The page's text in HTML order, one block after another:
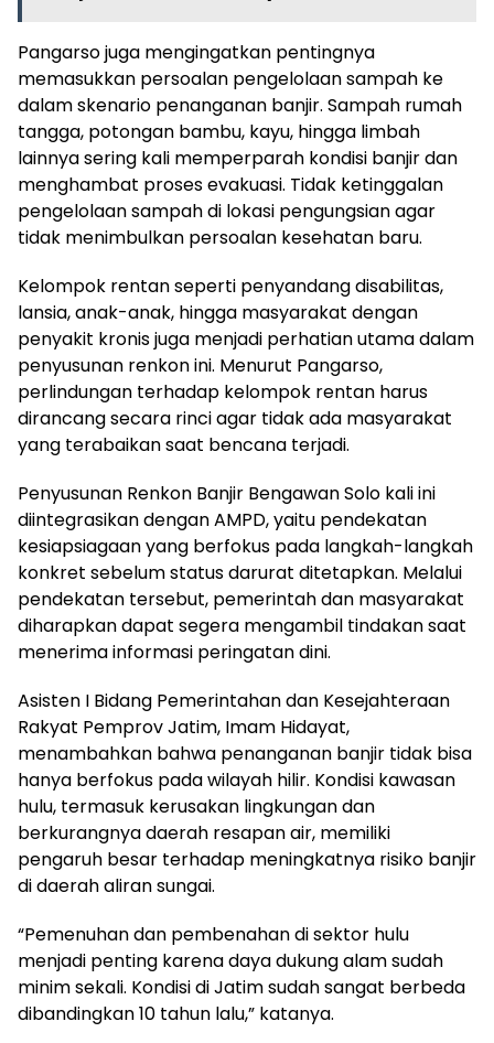
Pangarso juga mengingatkan pentingnya
memasukkan persoalan pengelolaan sampah ke
dalam skenario penanganan banjir. Sampah rumah
tangga, potongan bambu, kayu, hingga limbah
lainnya sering kali memperparah kondisi banjir dan
menghambat proses evakuasi. Tidak ketinggalan
pengelolaan sampah di lokasi pengungsian agar
tidak menimbulkan persoalan kesehatan baru.
Kelompok rentan seperti penyandang disabilitas,
lansia, anak-anak, hingga masyarakat dengan
penyakit kronis juga menjadi perhatian utama dalam
penyusunan renkon ini. Menurut Pangarso,
perlindungan terhadap kelompok rentan harus
dirancang secara rinci agar tidak ada masyarakat
yang terabaikan saat bencana terjadi.
Penyusunan Renkon Banjir Bengawan Solo kali ini
diintegrasikan dengan AMPD, yaitu pendekatan
kesiapsiagaan yang berfokus pada langkah-langkah
konkret sebelum status darurat ditetapkan. Melalui
pendekatan tersebut, pemerintah dan masyarakat
diharapkan dapat segera mengambil tindakan saat
menerima informasi peringatan dini.
Asisten I Bidang Pemerintahan dan Kesejahteraan
Rakyat Pemprov Jatim, Imam Hidayat,
menambahkan bahwa penanganan banjir tidak bisa
hanya berfokus pada wilayah hilir. Kondisi kawasan
hulu, termasuk kerusakan lingkungan dan
berkurangnya daerah resapan air, memiliki
pengaruh besar terhadap meningkatnya risiko banjir
di daerah aliran sungai.
“Pemenuhan dan pembenahan di sektor hulu
menjadi penting karena daya dukung alam sudah
minim sekali. Kondisi di Jatim sudah sangat berbeda
dibandingkan 10 tahun lalu,” katanya.